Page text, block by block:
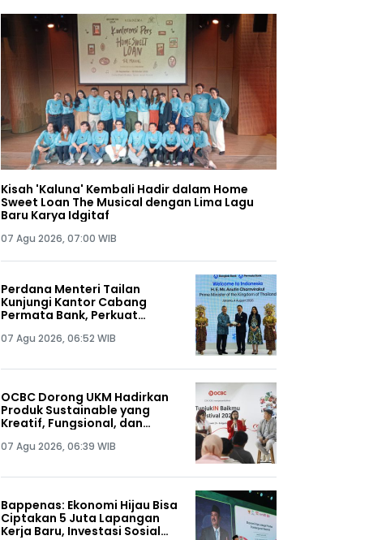
Kisah 'Kaluna' Kembali Hadir dalam Home
Sweet Loan The Musical dengan Lima Lagu
Baru Karya Idgitaf
07 Agu 2026, 07:00 WIB
Perdana Menteri Tailan
Kunjungi Kantor Cabang
Permata Bank, Perkuat
Indonesia–Tailan
07 Agu 2026, 06:52 WIB
OCBC Dorong UKM Hadirkan
Produk Sustainable yang
Kreatif, Fungsional, dan
RISE
07 Agu 2026, 06:39 WIB
Bappenas: Ekonomi Hijau Bisa
Ciptakan 5 Juta Lapangan
Kerja Baru, Investasi Sosial